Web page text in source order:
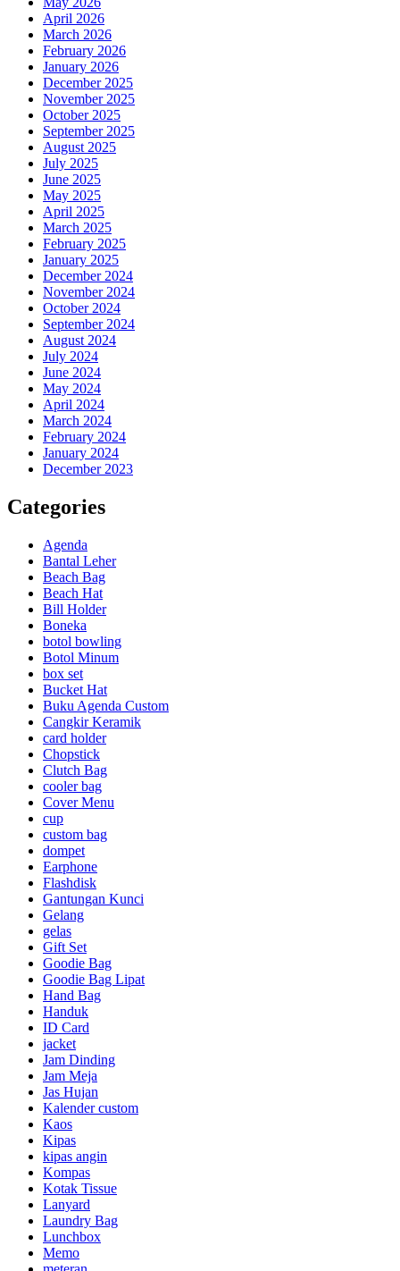
April 2026
March 2026
February 2026
January 2026
December 2025
November 2025
October 2025
September 2025
August 2025
July 2025
June 2025
May 2025
April 2025
March 2025
February 2025
January 2025
December 2024
November 2024
October 2024
September 2024
August 2024
July 2024
June 2024
May 2024
April 2024
March 2024
February 2024
January 2024
December 2023
Categories
Agenda
Bantal Leher
Beach Bag
Beach Hat
Bill Holder
Boneka
botol bowling
Botol Minum
box set
Bucket Hat
Buku Agenda Custom
Cangkir Keramik
card holder
Chopstick
Clutch Bag
cooler bag
Cover Menu
cup
custom bag
dompet
Earphone
Flashdisk
Gantungan Kunci
Gelang
gelas
Gift Set
Goodie Bag
Goodie Bag Lipat
Hand Bag
Handuk
ID Card
jacket
Jam Dinding
Jam Meja
Jas Hujan
Kalender custom
Kaos
Kipas
kipas angin
Kompas
Kotak Tissue
Lanyard
Laundry Bag
Lunchbox
Memo